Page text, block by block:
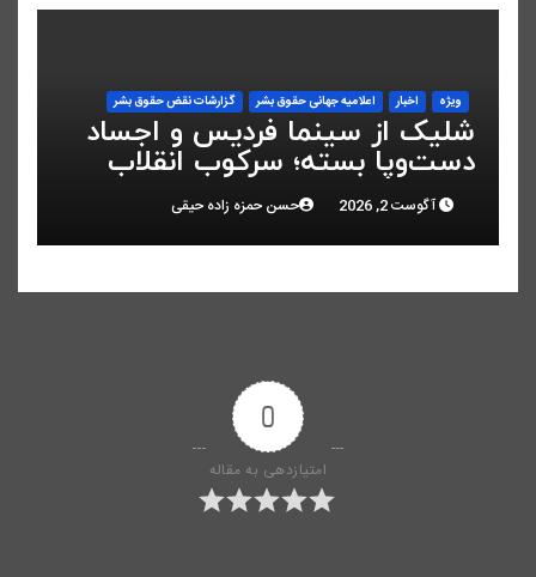
ویژه اخبار اعلاميه جهانی حقوق بشر گزارشات نقض حقوق بشر
شلیک از سینما فردیس و اجساد
دست‌وپا بسته؛ سرکوب انقلاب
ملی در البرز
آگوست 2, 2026 حسن حمزه زاده حیقی
0
امتیازدهی به مقاله